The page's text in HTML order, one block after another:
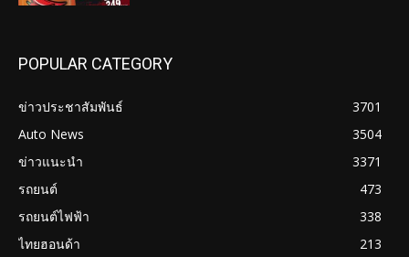
POPULAR CATEGORY
ข่าวประชาสัมพันธ์
3701
Auto News
3504
ข่าวแนะนำ
3371
รถยนต์
473
รถยนต์ไฟฟ้า
338
ไทยฮอนด้า
213